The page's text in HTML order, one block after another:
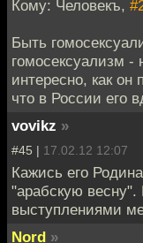
Кому: Человекъ,
Быть
гомосексуализм -
интересно, как он
что в России его
vovikz »
#45 | 17.02.12 12:07
Кажись его
"арабскую весну".
выступлениями
Nord »